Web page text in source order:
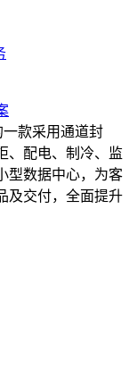
款采用通道封
、配电、制冷、监
型数据中心，为客
及交付，全面提升